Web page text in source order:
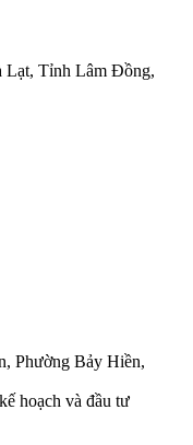
Lạt, Tỉnh Lâm Đồng,
Phường Bảy Hiền,
hoạch và đầu tư